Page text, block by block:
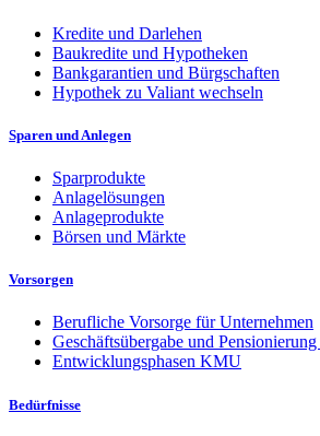
Kredite und Darlehen
Baukredite und Hypotheken
Bankgarantien und Bürgschaften
Hypothek zu Valiant wechseln
Sparen und Anlegen
Sparprodukte
Anlagelösungen
Anlageprodukte
Börsen und Märkte
Vorsorgen
Berufliche Vorsorge für Unternehmen
Geschäftsübergabe und
Entwicklungsphasen KMU
Bedürfnisse